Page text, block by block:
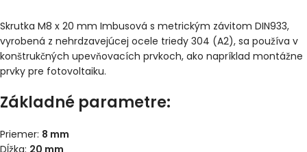
Skrutka M8 x 20 mm Imbusová s metrickým závitom DIN933,
vyrobená z nehrdzavejúcej ocele triedy 304 (A2), sa používa v
konštrukčných upevňovacích prvkoch, ako napríklad montážne
prvky pre fotovoltaiku.
Základné parametre:
Priemer: 8 mm
Dĺžka: 20 mm